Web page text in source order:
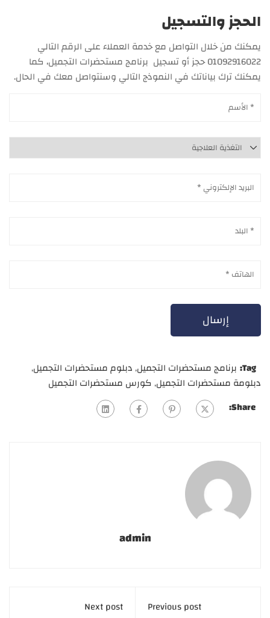
الحجز والتسجيل
يمكنك من خلال التواصل مع خدمة العملاء على الرقم التالي
01092916022 حجز أو تسجيل برنامج مستحضرات التجميل، كما
يمكنك ترك بياناتك في النموذج التالي وسنتواصل معك في الحال.
Tag: برنامج مستحضرات التجميل,دبلوم مستحضرات التجميل,
دبلومة مستحضرات التجميل, كورس مستحضرات التجميل
Share:
admin
Previous post
Next post